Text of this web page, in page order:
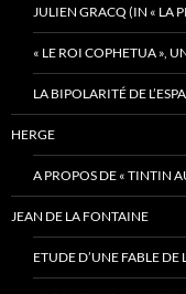
JULIEN GRACQ (IN « LA
« LE ROI COPHETUA »,
LA BIPOLARITÉ DE
HERGE
A PROPOS DE « TINTIN
JEAN DE LA FONTAINE
ETUDE D’UNE FABLE DE